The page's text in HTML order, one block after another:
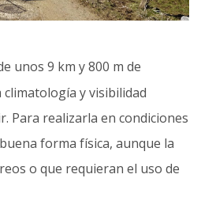
unos 9 km y 800 m de
y visibilidad
Para realizarla en condiciones
forma física, aunque la
o que requieran el uso de